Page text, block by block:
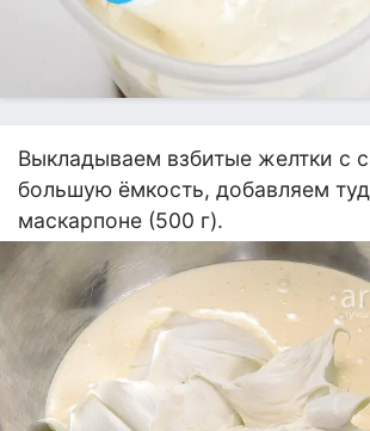
Выкладываем взбитые желтки с
большую ёмкость, добавляем
маскарпоне (500 г).